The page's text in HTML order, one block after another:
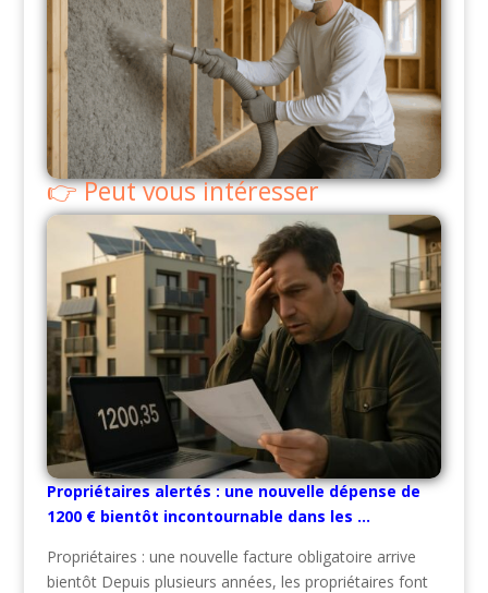
Peut vous intéresser
Propriétaires alertés : une nouvelle dépense de
1200 € bientôt incontournable dans les …
Propriétaires : une nouvelle facture obligatoire arrive
bientôt Depuis plusieurs années, les propriétaires font